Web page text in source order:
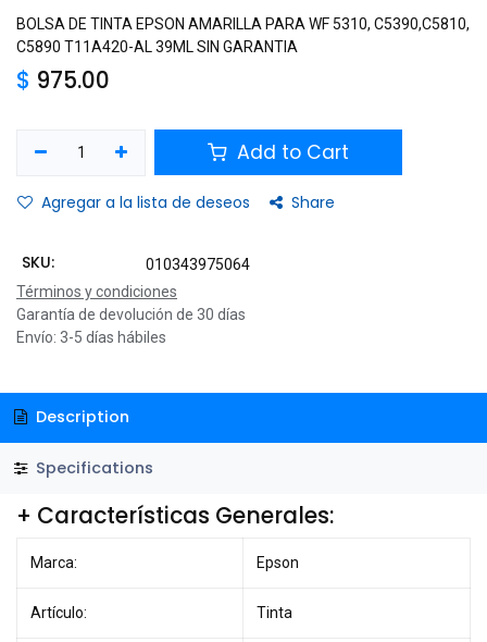
BOLSA DE TINTA EPSON AMARILLA PARA WF 5310, C5390,C5810,
C5890 T11A420-AL 39ML SIN GARANTIA
$ 975.00
Add to Cart
Agregar a la lista de deseos Share
SKU:
010343975064
Términos y condiciones
Garantía de devolución de 30 días
Envío: 3-5 días hábiles
Description
Specifications
+ Características Generales:
Marca: Epson
Artículo: Tinta